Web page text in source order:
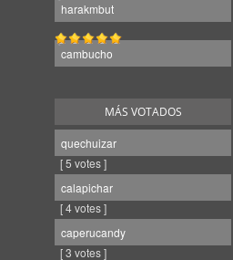
harakmbut
cambucho
MÁS VOTADOS
quechuizar
[ 5 votes ]
calapichar
[ 4 votes ]
caperucandy
[ 3 votes ]